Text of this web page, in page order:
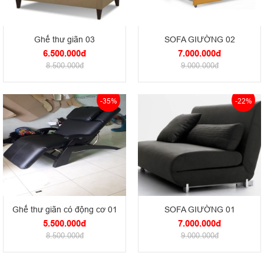
Ghế thư giãn 03
6.500.000đ
8.500.000đ
SOFA GIƯỜNG 02
7.000.000đ
9.000.000đ
-35%
Ghế thư giãn có động cơ 01
5.500.000đ
8.500.000đ
-22%
SOFA GIƯỜNG 01
7.000.000đ
9.000.000đ